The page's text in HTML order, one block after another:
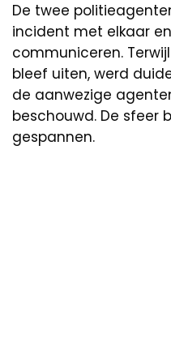
De twee
incident met elkaar
communiceren.
bleef uiten, werd
de aanwezige
beschouwd. De sfeer
gespannen.